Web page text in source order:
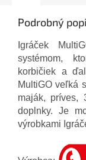
Podrobný
Igráček
systémom,
korbičiek a
MultiGO veľká
maják, príves,
doplnky. Je
výrobkami